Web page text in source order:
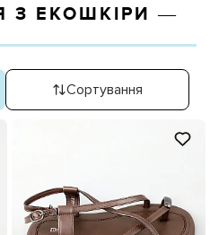
З ЕКОШКІРИ ―
Сортування